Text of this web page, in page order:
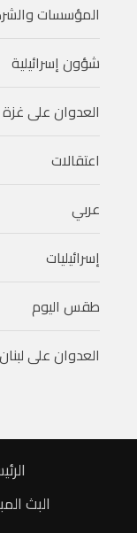
المؤسسات
شؤون إسرائيلية
العدوان على غزة
اعتقالات
عربي
إسرائيليات
طقس اليوم
العدوان على لبنان
البث